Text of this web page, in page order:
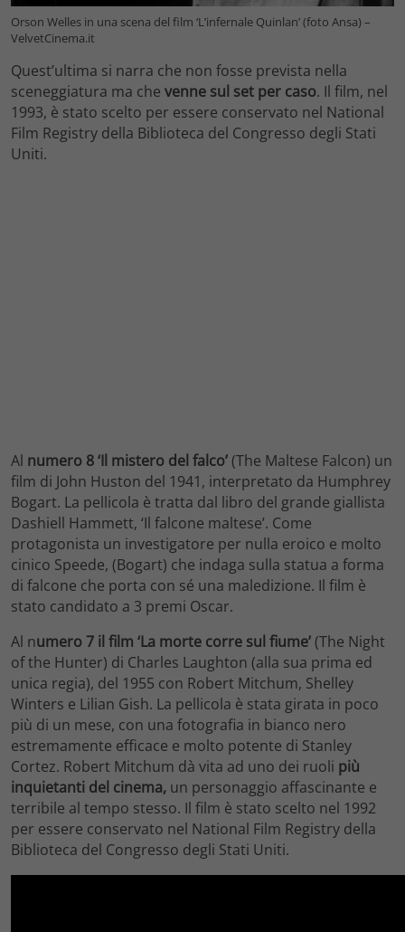
Orson Welles in una scena del film ‘L’infernale Quinlan’ (foto Ansa) –
VelvetCinema.it
Quest’ultima si narra che non fosse prevista nella
sceneggiatura ma che venne sul set per caso. Il film, nel
1993, è stato scelto per essere conservato nel National
Film Registry della Biblioteca del Congresso degli Stati
Uniti.
Al numero 8 ‘Il mistero del falco’(The Maltese Falcon) un
film di John Huston del 1941, interpretato da Humphrey
Bogart. La pellicola è tratta dal libro del grande giallista
Dashiell Hammett, ‘Il falcone maltese’. Come
protagonista un investigatore per nulla eroico e molto
cinico Speede, (Bogart) che indaga sulla statua a forma
di falcone che porta con sé una maledizione. Il film è
stato candidato a 3 premi Oscar.
Al numero 7 il film ‘La morte corre sul fiume’(The Night
of the Hunter) di Charles Laughton (alla sua prima ed
unica regia), del 1955 con Robert Mitchum, Shelley
Winters e Lilian Gish. La pellicola è stata girata in poco
più di un mese, con una fotografia in bianco nero
estremamente efficace e molto potente di Stanley
Cortez. Robert Mitchum dà vita ad uno dei ruoli più
inquietanti del cinema, un personaggio affascinante e
terribile al tempo stesso. Il film è stato scelto nel 1992
per essere conservato nel National Film Registry della
Biblioteca del Congresso degli Stati Uniti.